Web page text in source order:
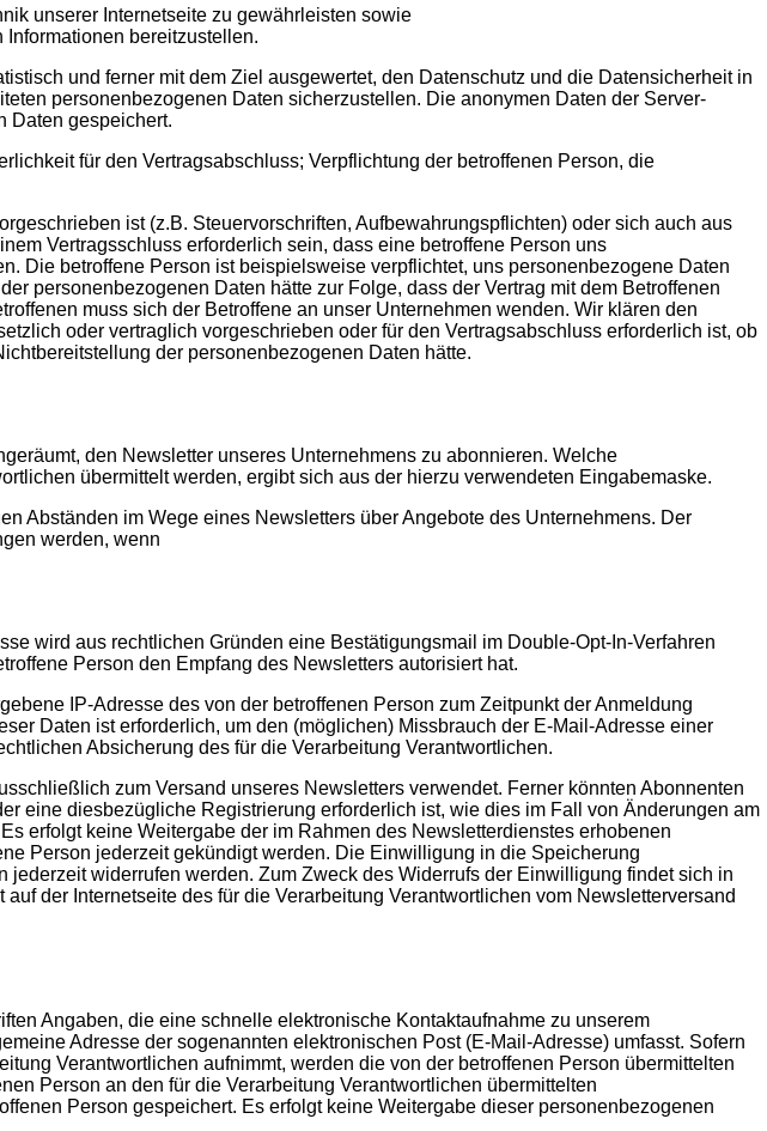
unserer Internetseite zu gewährleisten sowie
bereitzustellen.
und ferner mit dem Ziel ausgewertet, den Datenschutz und die Datensicherheit in
personenbezogenen Daten sicherzustellen. Die anonymen Daten der Server-
Daten gespeichert.
für den Vertragsabschluss; Verpflichtung der betroffenen Person, die
ist (z.B. Steuervorschriften, Aufbewahrungspflichten) oder sich auch aus
Vertragsschluss erforderlich sein, dass eine betroffene Person uns
Die betroffene Person ist beispielsweise verpflichtet, uns personenbezogene Daten
personenbezogenen Daten hätte zur Folge, dass der Vertrag mit dem Betroffenen
muss sich der Betroffene an unser Unternehmen wenden. Wir klären den
oder vertraglich vorgeschrieben oder für den Vertragsabschluss erforderlich ist, ob
der personenbezogenen Daten hätte.
den Newsletter unseres Unternehmens zu abonnieren. Welche
übermittelt werden, ergibt sich aus der hierzu verwendeten Eingabemaske.
Abständen im Wege eines Newsletters über Angebote des Unternehmens. Der
werden, wenn
wird aus rechtlichen Gründen eine Bestätigungsmail im Double-Opt-In-Verfahren
Person den Empfang des Newsletters autorisiert hat.
IP-Adresse des von der betroffenen Person zum Zeitpunkt der Anmeldung
Daten ist erforderlich, um den (möglichen) Missbrauch der E-Mail-Adresse einer
Absicherung des für die Verarbeitung Verantwortlichen.
zum Versand unseres Newsletters verwendet. Ferner könnten Abonnenten
eine diesbezügliche Registrierung erforderlich ist, wie dies im Fall von Änderungen am
erfolgt keine Weitergabe der im Rahmen des Newsletterdienstes erhobenen
Person jederzeit gekündigt werden. Die Einwilligung in die Speicherung
widerrufen werden. Zum Zweck des Widerrufs der Einwilligung findet sich in
der Internetseite des für die Verarbeitung Verantwortlichen vom Newsletterversand
Angaben, die eine schnelle elektronische Kontaktaufnahme zu unserem
Adresse der sogenannten elektronischen Post (E-Mail-Adresse) umfasst. Sofern
Verantwortlichen aufnimmt, werden die von der betroffenen Person übermittelten
Person an den für die Verarbeitung Verantwortlichen übermittelten
Person gespeichert. Es erfolgt keine Weitergabe dieser personenbezogenen